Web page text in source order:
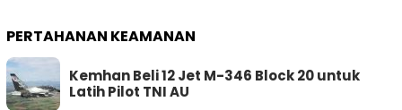
PERTAHANAN KEAMANAN
Kemhan Beli 12 Jet M-346 Block 20 untuk
Latih Pilot TNI AU